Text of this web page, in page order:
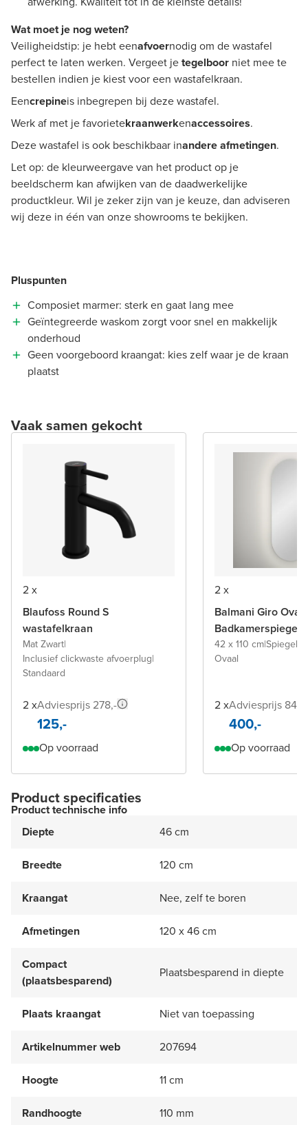
Wat moet je nog weten?
Veiligheidstip: je hebt eenafvoernodig om de wastafel
perfect te laten werken. Vergeet jetegelboor niet mee te
bestellen indien je kiest voor een wastafelkraan.
Eencrepineis inbegrepen bij deze wastafel.
Werk af met je favorietekraanwerkenaccessoires.
Deze wastafel is ook beschikbaar inandere afmetingen.
Let op: de kleurweergave van het product op je
beeldscherm kan afwijken van de daadwerkelijke
productkleur. Wil je zeker zijn van je keuze, dan adviseren
wij deze in één van onze showrooms te bekijken.
Pluspunten
Composiet marmer: sterk en gaat lang mee
Geïntegreerde waskom zorgt voor snel en makkelijk
onderhoud
Geen voorgeboord kraangat: kies zelf waar je de kraan
plaatst
Vaak samen gekocht
2 x
Blaufoss Round S
wastafelkraan
Mat Zwart|
Inclusief clickwaste afvoerplug|
Standaard
2 xAdviesprijs 278,-
125,-
Op voorraad
2 x
Balmani Giro Oval
Badkamerspiegel
42 x 110 cm|Spiegel
Ovaal
2 xAdviesprijs
400,-
Op voorraad
Product specificaties
Product technische info
Diepte
46 cm
Breedte 120 cm
Kraangat Nee, zelf te boren
Afmetingen 120 x 46 cm
Compact
(plaatsbesparend)
Plaatsbesparend in diepte
Plaats kraangat Niet van toepassing
Artikelnummer web 207694
Hoogte 11 cm
Randhoogte 110 mm